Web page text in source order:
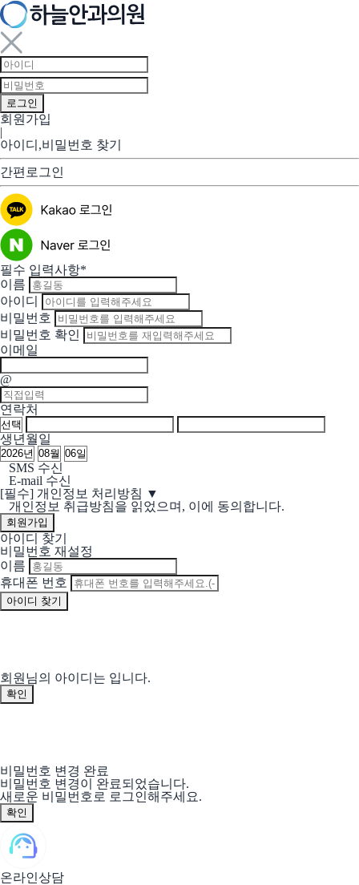
회원가입
|
아이디,비밀번호 찾기
간편로그인
필수 입력사항*
이름
아이디
비밀번호
비밀번호 확인
이메일
@
연락처
생년월일
SMS 수신
E-mail 수신
[필수] 개인정보 처리방침 ▼
개인정보 취급방침을 읽었으며, 이에 동의합니다.
아이디 찾기
비밀번호 재설정
이름
휴대폰 번호
회원님의 아이디는 입니다.
비밀번호 변경 완료
비밀번호 변경이 완료되었습니다.
새로운 비밀번호로 로그인해주세요.
온라인상담